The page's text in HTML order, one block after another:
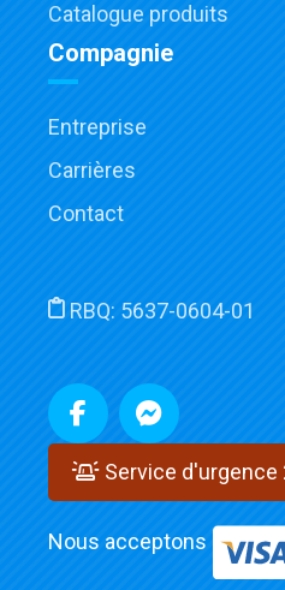
Catalogue produits
Compagnie
Entreprise
Carrières
Contact
RBQ: 5637-0604-01
Service d'urgence
Nous acceptons